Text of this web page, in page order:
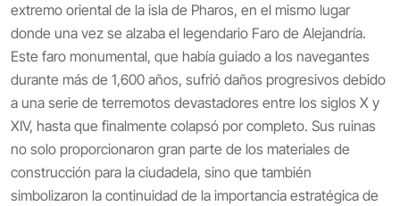
extremo oriental de la isla de Pharos, en el mismo lugar
donde una vez se alzaba el legendario Faro de Alejandría.
Este faro monumental, que había guiado a los navegantes
durante más de 1,600 años, sufrió daños progresivos debido
a una serie de terremotos devastadores entre los siglos X y
XIV, hasta que finalmente colapsó por completo. Sus ruinas
no solo proporcionaron gran parte de los materiales de
construcción para la ciudadela, sino que también
simbolizaron la continuidad de la importancia estratégica de